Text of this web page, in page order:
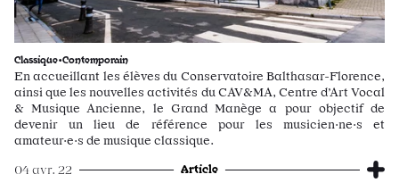
Classique•Contemporain
En accueillant les élèves du Conservatoire Balthasar-Florence,
ainsi que les nouvelles activités du CAV&MA, Centre d’Art Vocal
& Musique Ancienne, le Grand Manège a pour objectif de
devenir un lieu de référence pour les musicien·ne·s et
amateur·e·s de musique classique.
04 avr. 22 Article